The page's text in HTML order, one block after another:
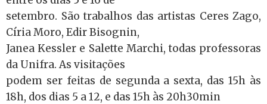
setembro. São trabalhos das artistas Ceres Zago,
Círia Moro, Edir Bisognin,
Janea Kessler e Salette Marchi, todas professoras
da Unifra. As visitações
podem ser feitas de segunda a sexta, das 15h às
18h, dos dias 5 a 12, e das 15h às 20h30min